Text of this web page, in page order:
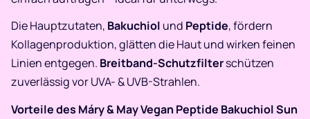
Die Hauptzutaten, Bakuchiol und Peptide, fördern
Kollagenproduktion, glätten die Haut und wirken feinen
Linien entgegen. Breitband-Schutzfilterschützen
zuverlässig vor UVA- & UVB-Strahlen.
Vorteile des Máry & May Vegan Peptide Bakuchiol Sun